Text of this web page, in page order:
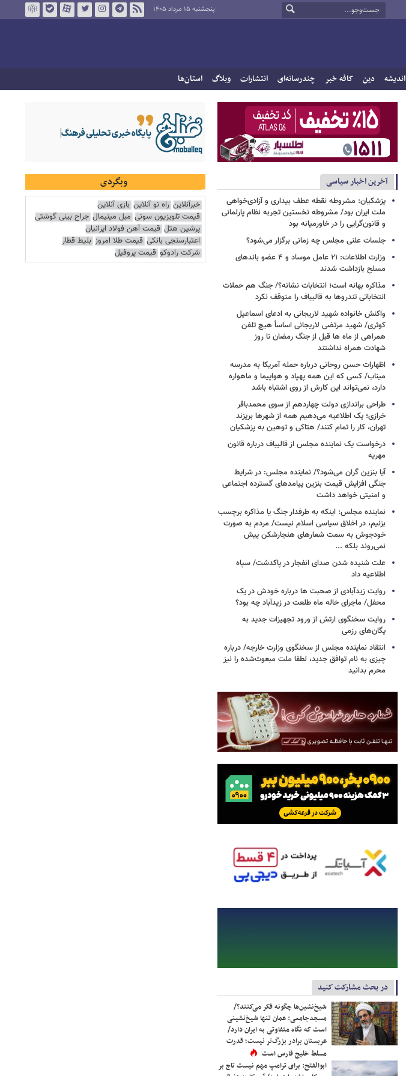
پنجشنبه ۱۵ مرداد ۱۴۰۵
اندیشه دین کافه خبر چندرسانه‌ای انتشارات وبلاگ استان‌ها
آخرین اخبار سیاسی
پزشکیان: مشروطه نقطه عطف بیداری و آزادی‌خواهی
ملت ایران بود/ مشروطه نخستین تجربه نظام پارلمانی
و قانون‌گرایی را در خاورمیانه بود
جلسات علنی مجلس چه زمانی برگزار می‌شود؟
وزارت اطلاعات: ۲۱ عامل موساد و ۴ عضو باندهای
مسلح بازداشت شدند
مذاکره بهانه است؛ انتخابات نشانه؟/ جنگ هم حملات
انتخاباتی تندروها به قالیباف را متوقف نکرد
واکنش خانواده شهید لاریجانی به ادعای اسماعیل
کوثری/ شهید مرتضی لاریجانی اساساً هیچ تلفن
همراهی از ماه ها قبل از جنگ رمضان تا روز
شهادت همراه نداشتند
اظهارات حسن روحانی درباره حمله آمریکا به مدرسه
میناب/ کسی که این همه پهپاد و هواپیما و ماهواره
دارد، نمی‌تواند این کارش از روی اشتباه باشد
طراحی براندازی دولت چهاردهم از سوی محمدباقر
خرازی؛ یک اطلاعیه می‌دهیم همه از شهرها بریزند
تهران، کار را تمام کنند/ هتاکی و توهین به پزشکیان
درخواست یک نماینده مجلس از قالیباف درباره قانون
مهریه
آیا بنزین گران می‌شود؟/ نماینده مجلس: در شرایط
جنگی افزایش قیمت بنزین پیامدهای گسترده اجتماعی
و امنیتی خواهد داشت
نماینده مجلس: اینکه به طرفدار جنگ یا مذاکره برچسب
بزنیم، در اخلاق سیاسی اسلام نیست/ مردم به صورت
خودجوش به سمت شعارهای هنجارشکن پیش
نمی‌روند بلکه ...
علت شنیده شدن صدای انفجار در پاکدشت/ سپاه
اطلاعیه داد
روایت زیدآبادی از صحبت ها درباره خودش در یک
محفل/ ماجرای خاله ماه طلعت در زیدآباد چه بود؟
روایت سخنگوی ارتش از ورود تجهیزات جدید به
یگان‌های رزمی
انتقاد نماینده مجلس از سخنگوی وزارت خارجه/ درباره
چیزی به نام توافق جدید، لطفا ملت مبعوث‌شده را نیز
محرم بدانید
در بحث مشارکت کنید
شیخ‌نشین‌ها چگونه فکر می‌کنند؟/
مسجدجامعی: عمان تنها شیخ‌نشینی
است که نگاه متفاوتی به ایران دارد/
عربستان برادر بزرگ‌تر نیست؛ قدرت
مسلط خلیج فارس است
ابوالفتح: برای ترامپ مهم نیست تاج بر
وبگردی
خبرآنلاین راه نو آنلاین بازی آنلاین
قیمت تلویزیون سونی مبل مینیمال جراح بینی گوشتی
پرشین هتل قیمت آهن فولاد ایرانیان
اعتبارسنجی بانکی قیمت طلا امروز بلیط قطار
شرکت رادوکو قیمت پروفیل